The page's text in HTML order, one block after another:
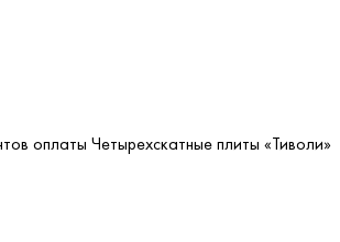
оплаты Четырехскатные плиты «Тиволи»